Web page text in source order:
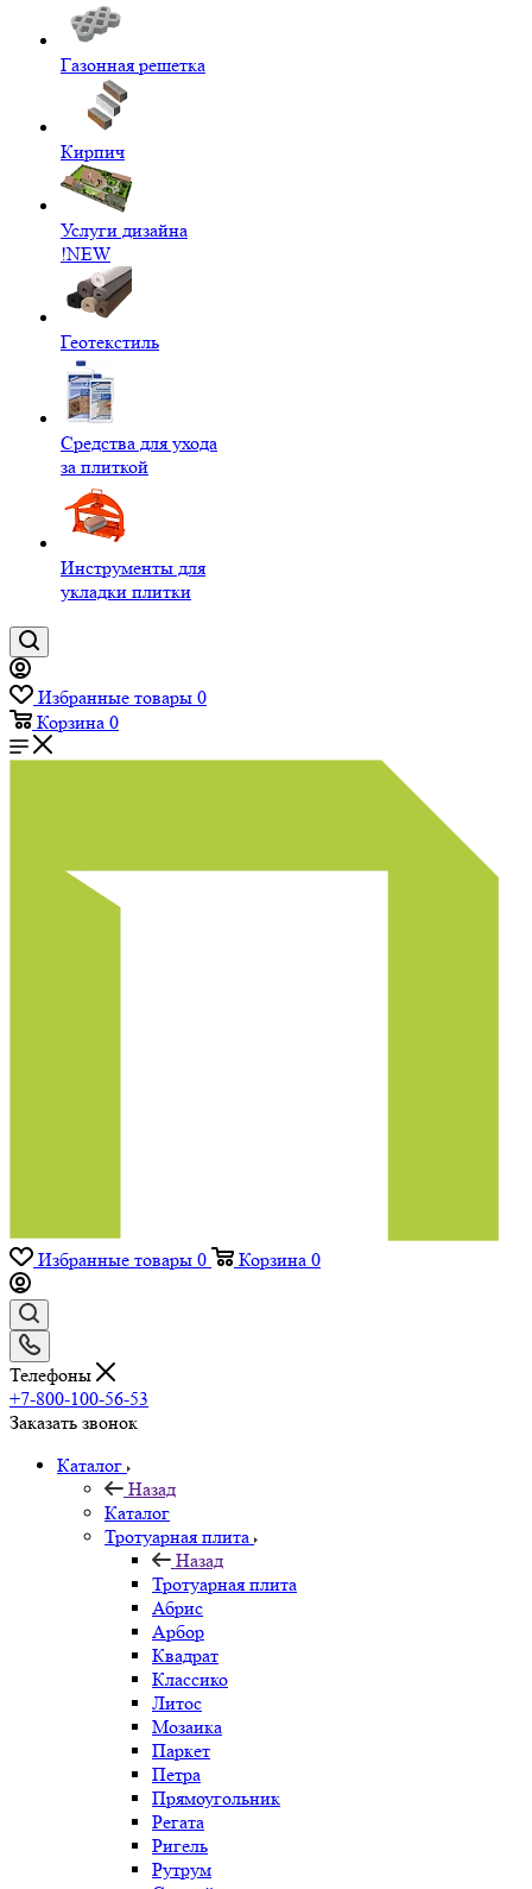
Газонная решетка
Кирпич
Услуги дизайна
!NEW
Геотекстиль
Средства для ухода
за плиткой
Инструменты для
укладки плитки
Избранные товары 0
Корзина 0
Избранные товары 0 Корзина 0
Телефоны
+7-800-100-56-53
Заказать звонок
Каталог
Назад
Каталог
Тротуарная плита
Назад
Тротуарная плита
Абрис
Арбор
Квадрат
Классико
Литос
Мозаика
Паркет
Петра
Прямоугольник
Регата
Ригель
Рутрум